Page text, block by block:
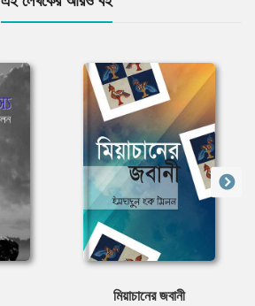
মিয়াচানের জবানী